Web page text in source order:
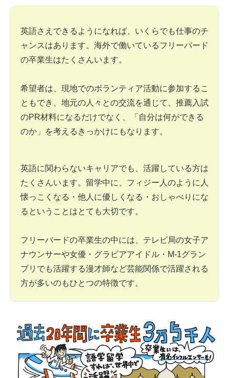
英語さえできるようになれば、いくらでも仕事のチ
ャンスはあります。海外で働いているフリーバード
の卒業生はたくさんいます。
希望者は、現地でのボランティア活動に参加するこ
ともでき、地元の人々との交流を通じて、推薦入試
のPR材料になるだけでなく、「自分は何ができる
のか」を考えるきっかけにもなります。
英語に関わらないキャリアでも、活躍している方は
たくさんいます。留学中に、フィジー人のように人
懐っこくなる・他人に優しくなる・おしゃべりにな
るということはとても大切です。
フリーバードの卒業生の中には、テレビ局の女子ア
ナウンサーや女優・グラビアアイドル・M-1グラン
プリでも活躍する漫才師など芸能関係で活躍される
方が多いのもひとつの特徴です。